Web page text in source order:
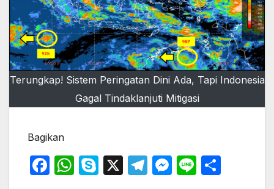
Terungkap! Sistem Peringatan Dini Ada, Tapi Indonesia
Gagal Tindaklanjuti Mitigasi
Bagikan
F
W S
X
T
M Li